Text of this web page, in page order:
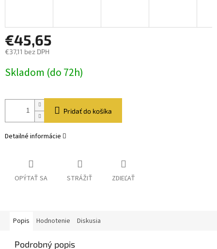
€45,65
€37,11 bez DPH
cena:
Skladom (do 72h)
Pridať do košíka
Detailné informácie
OPÝTAŤ SA STRÁŽIŤ ZDIEĽAŤ
Popis Hodnotenie Diskusia
Podrobný popis